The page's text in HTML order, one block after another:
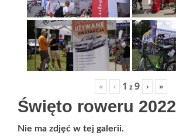
« ‹ 1 z9 › »
Święto roweru 2022
Nie ma zdjęć w tej galerii.